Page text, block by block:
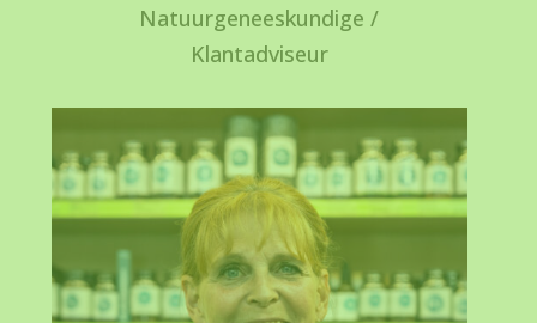
Natuurgeneeskundige /
Klantadviseur